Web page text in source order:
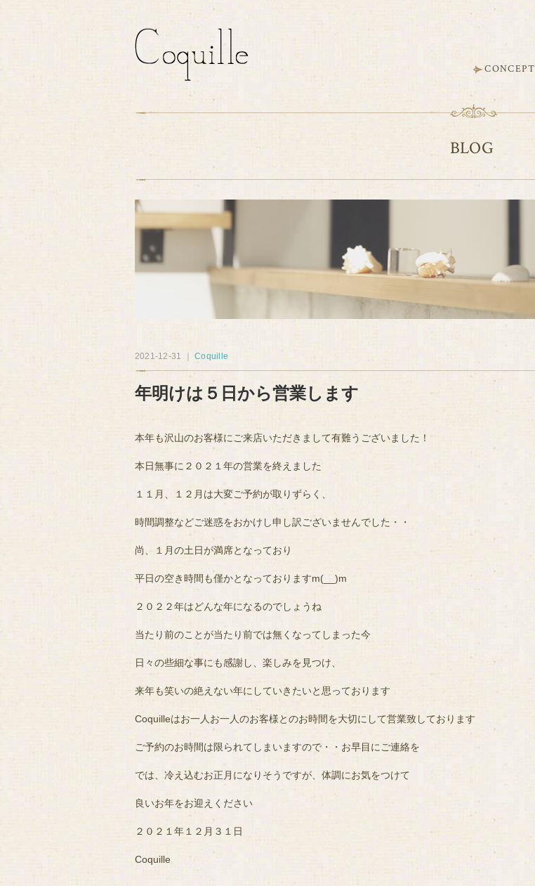
CONCEPT
BLOG
2021-12-31 ｜Coquille
年明けは５日から営業します
本年も沢山のお客様にご来店いただきまして有難うございました！
本日無事に２０２１年の営業を終えました
１１月、１２月は大変ご予約が取りずらく、
時間調整などご迷惑をおかけし申し訳ございませんでした・・
尚、１月の土日が満席となっており
平日の空き時間も僅かとなっておりますm(__)m
２０２２年はどんな年になるのでしょうね
当たり前のことが当たり前では無くなってしまった今
日々の些細な事にも感謝し、楽しみを見つけ、
来年も笑いの絶えない年にしていきたいと思っております
Coquilleはお一人お一人のお客様とのお時間を大切にして営業致しております
ご予約のお時間は限られてしまいますので・・お早目にご連絡を
では、冷え込むお正月になりそうですが、体調にお気をつけて
良いお年をお迎えください
２０２１年１２月３１日
Coquille